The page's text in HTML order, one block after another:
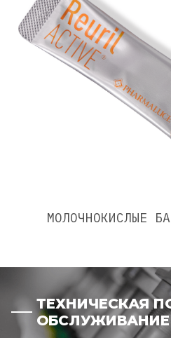
МОЛОЧНОКИСЛЫЕ
ТЕХНИЧЕСКАЯ
ОБСЛУЖИВАНИЕ